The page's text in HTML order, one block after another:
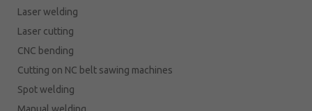
Laser welding
Laser cutting
CNC bending
Cutting on NC belt sawing machines
Spot welding